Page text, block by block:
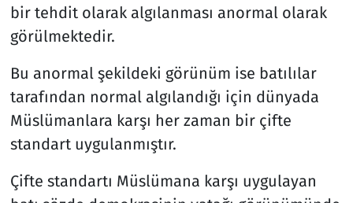
bir tehdit olarak algılanması anormal olarak
görülmektedir.
Bu anormal şekildeki görünüm ise batılılar
tarafından normal algılandığı için dünyada
Müslümanlara karşı her zaman bir çifte
standart uygulanmıştır.
Çifte standartı Müslümana karşı uygulayan